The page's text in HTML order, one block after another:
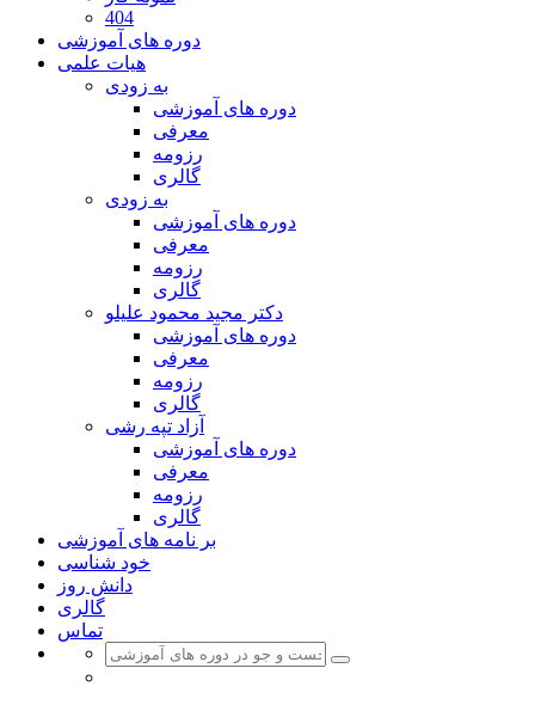
404
دوره های آموزشی
هیات علمی
به زودی
دوره های آموزشی
معرفی
رزومه
گالری
به زودی
دوره های آموزشی
معرفی
رزومه
گالری
دکتر مجید محمود علیلو
دوره های آموزشی
معرفی
رزومه
گالری
آزاد تپه رشی
دوره های آموزشی
معرفی
رزومه
گالری
بر نامه های آموزشی
خود شناسی
دانش روز
گالری
تماس